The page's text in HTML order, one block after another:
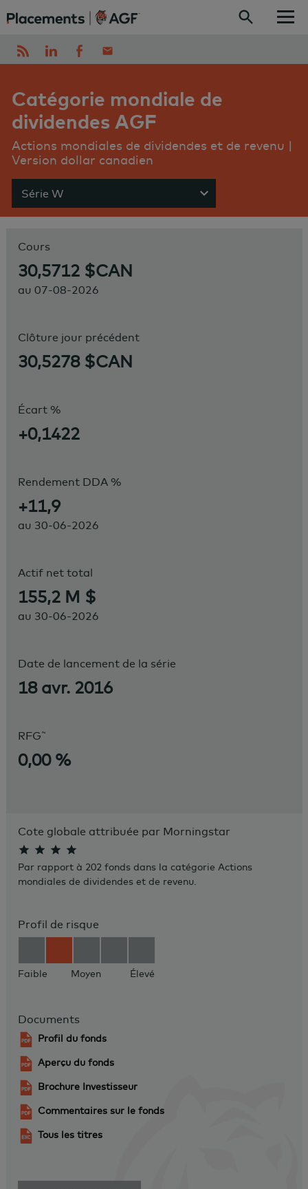
Catégorie mondiale de
dividendes AGF
Actions mondiales de dividendes et de revenu |
Version dollar canadien
Série W Show menu
Cours
30,5712 $CAN
au 07-08-2026
Clôture jour précédent
30,5278 $CAN
Écart %
+0,1422
Rendement DDA %
+11,9
au 30-06-2026
Actif net total
155,2 M $
au 30-06-2026
Date de lancement de la série
18 avr. 2016
RFG~
0,00 %
Cote globale attribuée par Morningstar
Par rapport à 202 fonds dans la catégorie Actions
mondiales de dividendes et de revenu.
Profil de risque
Faible Moyen Élevé
Documents
Profil du fonds
Aperçu du fonds
Brochure Investisseur
Commentaires sur le fonds
Tous les titres